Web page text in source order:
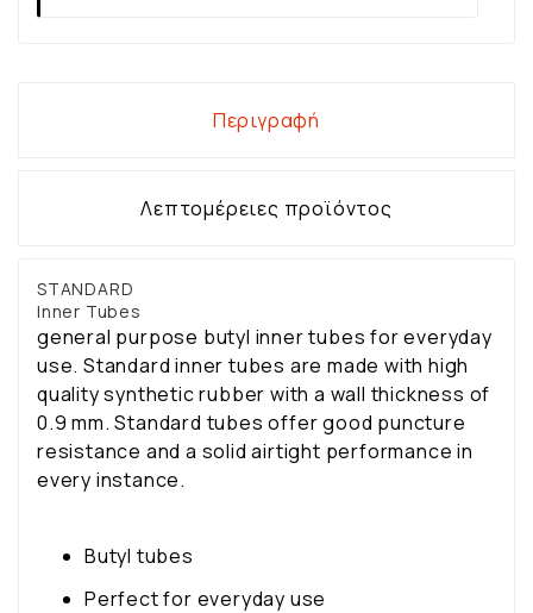
Περιγραφή
Λεπτομέρειες προϊόντος
STANDARD
Inner Tubes
general purpose butyl inner tubes for everyday
use. Standard inner tubes are made with high
quality synthetic rubber with a wall thickness of
0.9 mm. Standard tubes offer good puncture
resistance and a solid airtight performance in
every instance.
Butyl tubes
Perfect for everyday use